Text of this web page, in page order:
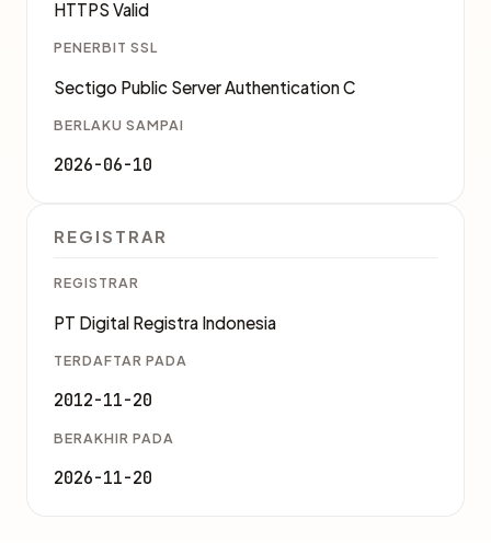
HTTPS Valid
PENERBIT SSL
Sectigo Public Server Authentication C
BERLAKU SAMPAI
2026-06-10
REGISTRAR
REGISTRAR
PT Digital Registra Indonesia
TERDAFTAR PADA
2012-11-20
BERAKHIR PADA
2026-11-20